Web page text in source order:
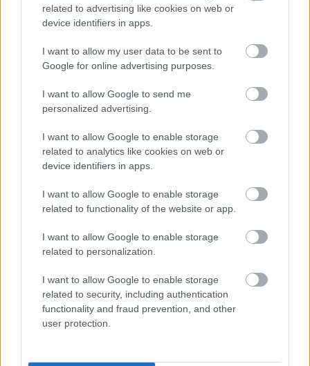
related to advertising like cookies on web or
device identifiers in apps.
I want to allow my user data to be sent to
Google for online advertising purposes.
I want to allow Google to send me
personalized advertising.
I want to allow Google to enable storage
related to analytics like cookies on web or
device identifiers in apps.
I want to allow Google to enable storage
related to functionality of the website or app.
I want to allow Google to enable storage
related to personalization.
I want to allow Google to enable storage
related to security, including authentication
functionality and fraud prevention, and other
user protection.
1 napja
Újabb korábbi F2-es bajnok folytatja a Formula-E-ben
2 napja
Newey biztos benne, hogy Alonso marad az Aston